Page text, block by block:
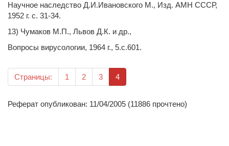
Научное наследство Д.И.Ивановского М., Изд. АМН СССР,
1952 г. c. 31-34.
13) Чумаков М.П., Львов Д.К. и др.,
Вопросы вирусологии, 1964 г., 5.c.601.
Страницы: 1 2 3 4(текущая)
Реферат опубликован: 11/04/2005 (11886 прочтено)